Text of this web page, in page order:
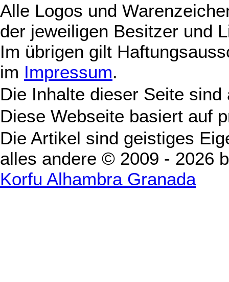
Alle Logos und
der jeweiligen Besitzer und
Im übrigen gilt
im Impressum.
Die Inhalte dieser Seite
Diese Webseite basiert auf
Die Artikel sind geistiges
alles andere © 2009 - 2026
Korfu Alhambra Granada